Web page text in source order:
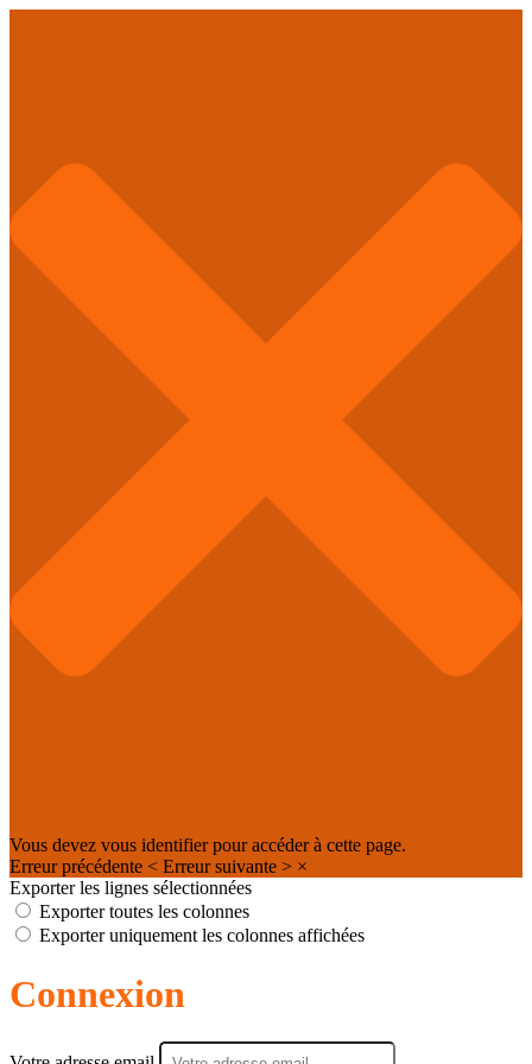
Vous devez vous identifier pour accéder à cette page.
Erreur précédente < Erreur suivante > ×
Exporter les lignes sélectionnées
Exporter toutes les colonnes
Exporter uniquement les colonnes affichées
Connexion